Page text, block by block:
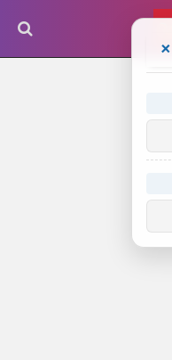
×